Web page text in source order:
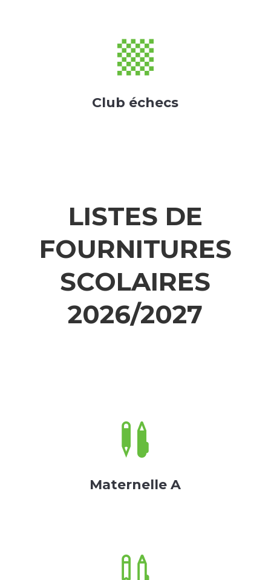

Club échecs
LISTES DE
FOURNITURES
SCOLAIRES
2026/2027

Maternelle A
